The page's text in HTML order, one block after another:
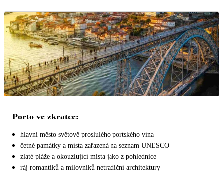
Porto ve zkratce:
hlavní město světově proslulého portského vína
četné památky a místa zařazená na seznam UNESCO
zlaté pláže a okouzlující místa jako z pohlednice
ráj romantiků a milovníků netradiční architektury